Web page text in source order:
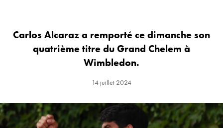
Carlos Alcaraz a remporté ce dimanche son
quatrième titre du Grand Chelem à
Wimbledon.
14 juillet 2024